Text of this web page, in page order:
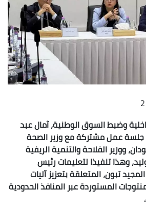
وضبط السوق الوطنية، آمال عبد
عمل مشتركة مع وزير الصحة
الفلاحة والتنمية الريفية
وهذا تنفيذا لتعليمات رئيس
تبون، المتعلقة بتعزيز آليات
المستوردة عبر المنافذ الحدودية